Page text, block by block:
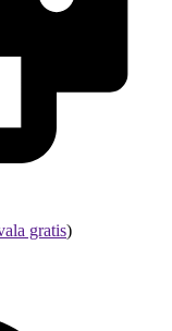
gratis)